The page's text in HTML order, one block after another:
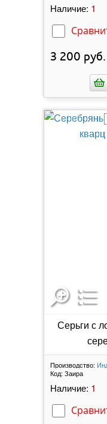
Наличие: 1
3 200 руб.
Серьги с
Производство:
Код: Заира
Наличие: 1